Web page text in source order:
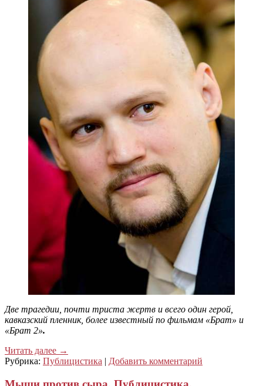
Две трагедии, почти триста жертв и всего один герой,
кавказский пленник, более известный по фильмам «Брат» и
«Брат 2».
Читать далее →
Рубрика: Публицистика Добавить комментарий